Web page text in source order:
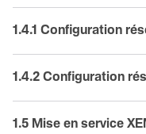
1.4.1 Configuration
1.4.2 Configuration
1.5 Mise en service